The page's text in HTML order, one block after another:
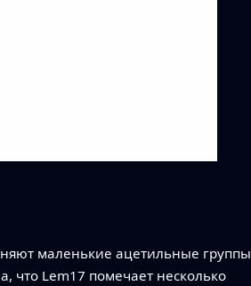
маленькие ацетильные группы
что Lem17 помечает несколько